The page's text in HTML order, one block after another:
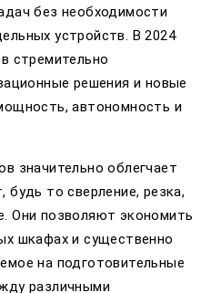
без необходимости
устройств. В 2024
стремительно
решения и новые
автономность и
значительно облегчает
то сверление, резка,
Они позволяют экономить
шкафах и существенно
на подготовительные
различными